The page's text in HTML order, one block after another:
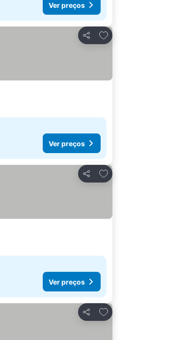
Ver preços
Partilhar
Adicionar aos favoritos
Ver preços
Partilhar
Adicionar aos favoritos
Ver preços
Partilhar
Adicionar aos favoritos